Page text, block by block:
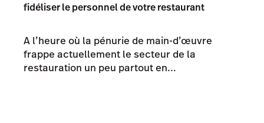
fidéliser le personnel de votre restaurant
A l’heure où la pénurie de main-d’œuvre
frappe actuellement le secteur de la
restauration un peu partout en...